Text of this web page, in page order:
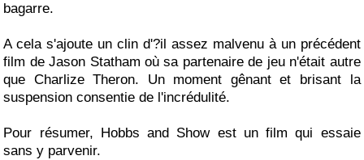
bagarre.
A cela s'ajoute un clin d'?il assez malvenu à un précédent
film de Jason Statham où sa partenaire de jeu n'était autre
que Charlize Theron. Un moment gênant et brisant la
suspension consentie de l'incrédulité.
Pour résumer, Hobbs and Show est un film qui essaie
sans y parvenir.